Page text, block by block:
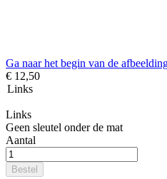
Ga naar het begin van de
€ 12,50
Links
Links
Geen sleutel onder de mat
Aantal
Bestel